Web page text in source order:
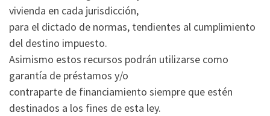
vivienda en cada jurisdicción,
para el dictado de normas, tendientes al cumplimiento
del destino impuesto.
Asimismo estos recursos podrán utilizarse como
garantía de préstamos y/o
contraparte de financiamiento siempre que estén
destinados a los fines de esta ley.